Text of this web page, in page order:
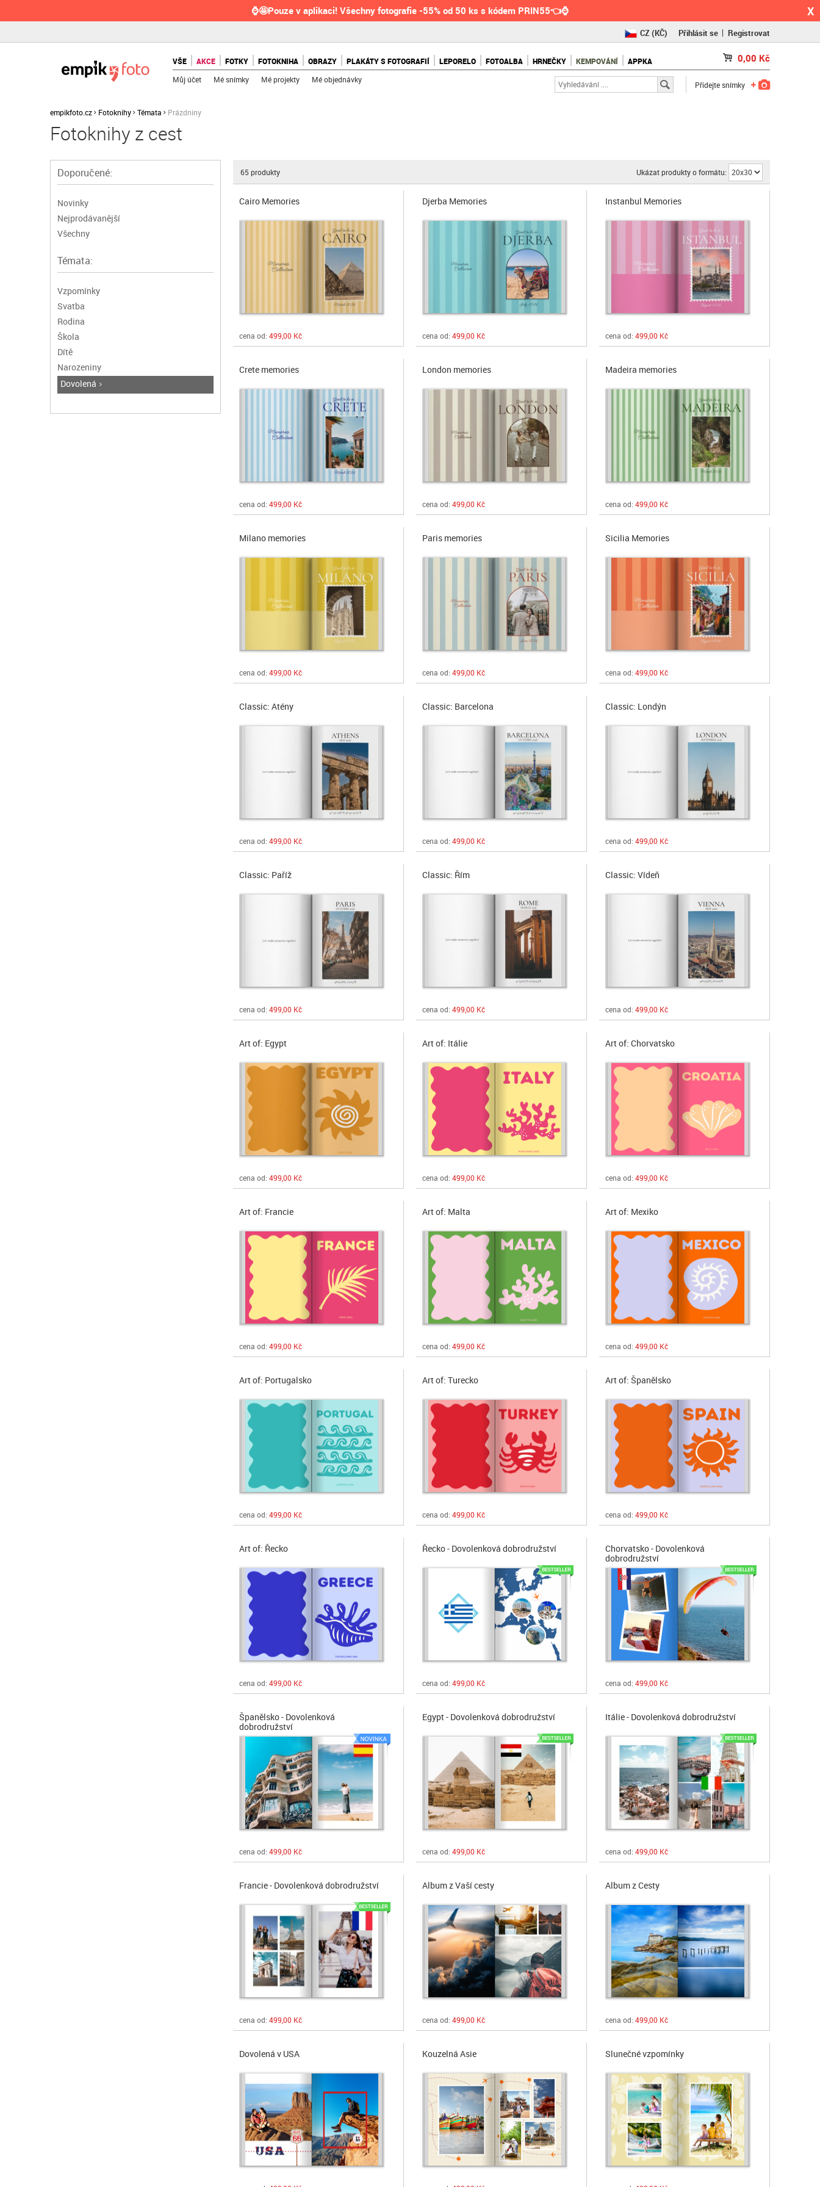
⌚🤩Pouze v aplikaci! Všechny fotografie -55% od 50 ks s kódem PRIN55👈⌚ X
CZ(KČ)
RO(RON)
Přihlásit se Registrovat
VŠE AKCE FOTKY FOTOKNIHA OBRAZY PLAKÁTY S FOTOGRAFIÍ LEPORELO FOTOALBA HRNEČKY KEMPOVÁNÍ APPKA 0,00 Kč
Můj účet Mé snímky Mé projekty Mé objednávky
Přidejte snímky
empikfoto.cz Fotoknihy Témata Prázdniny
Fotoknihy z cest
Doporučené:
Novinky
Nejprodávanější
Všechny
Témata:
Vzpomínky
Svatba
Rodina
Škola
Dítě
Narozeniny
Dovolená
65 produkty Ukázat produkty o formátu:
Cairo Memories
cena od: 499,00 Kč
Djerba Memories
cena od: 499,00 Kč
Instanbul Memories
cena od: 499,00 Kč
Crete memories
cena od: 499,00 Kč
London memories
cena od: 499,00 Kč
Madeira memories
cena od: 499,00 Kč
Milano memories
cena od: 499,00 Kč
Paris memories
cena od: 499,00 Kč
Sicilia Memories
cena od: 499,00 Kč
Classic: Atény
cena od: 499,00 Kč
Classic: Barcelona
cena od: 499,00 Kč
Classic: Londýn
cena od: 499,00 Kč
Classic: Paříž
cena od: 499,00 Kč
Classic: Řím
cena od: 499,00 Kč
Classic: Vídeň
cena od: 499,00 Kč
Art of: Egypt
cena od: 499,00 Kč
Art of: Itálie
cena od: 499,00 Kč
Art of: Chorvatsko
cena od: 499,00 Kč
Art of: Francie
cena od: 499,00 Kč
Art of: Malta
cena od: 499,00 Kč
Art of: Mexiko
cena od: 499,00 Kč
Art of: Portugalsko
cena od: 499,00 Kč
Art of: Turecko
cena od: 499,00 Kč
Art of: Španělsko
cena od: 499,00 Kč
Art of: Řecko
cena od: 499,00 Kč
Řecko - Dovolenková dobrodružství
cena od: 499,00 Kč
Chorvatsko - Dovolenková
dobrodružství
cena od: 499,00 Kč
Španělsko - Dovolenková
dobrodružství
cena od: 499,00 Kč
Egypt - Dovolenková dobrodružství
cena od: 499,00 Kč
Itálie - Dovolenková dobrodružství
cena od: 499,00 Kč
Francie - Dovolenková dobrodružství
cena od: 499,00 Kč
Album z Vaší cesty
cena od: 499,00 Kč
Album z Cesty
cena od: 499,00 Kč
Dovolená v USA Kouzelná Asie Slunečné vzpomínky